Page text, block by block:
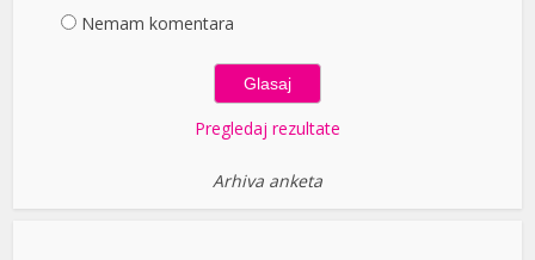
Nemam komentara
Pregledaj rezultate
Arhiva anketa